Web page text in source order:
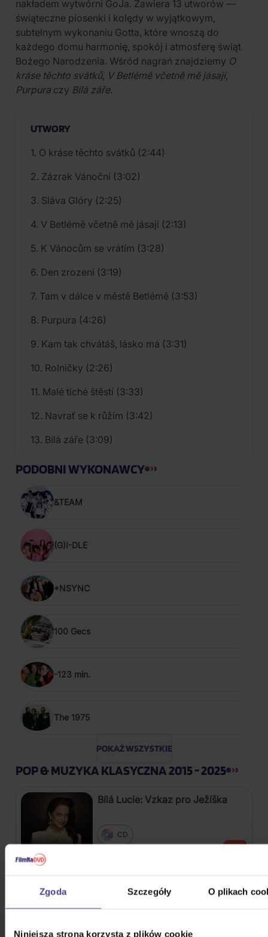
Zgoda Szczegóły O plikach
Niniejsza strona korzysta z plików cookie
nakładem wytwórni GoJa. Zawiera 13 utworów —
świąteczne piosenki i kolędy w wyjątkowym,
subtelnym wykonaniu Gotta, które wnoszą do
każdego domu harmonię, spokój i atmosferę świąt
Bożego Narodzenia. Wśród nagrań znajdziemy O
kráse těchto svátků, V Betlémě včetně mě jásají,
Purpura czy Bílá záře.
UTWORY
1. O kráse těchto svátků (2:44)
2. Zázrak Vánoční (3:02)
3. Sláva Glóry (2:25)
4. V Betlémě včetně mě jásají (2:13)
5. K Vánocům se vrátím (3:28)
6. Den zrození (3:19)
7. Tam v dálce v městě Betlémě (3:53)
8. Purpura (4:26)
9. Kam tak chvátáš, lásko má (3:31)
10. Rolničky (2:26)
11. Malé tiché štěstí (3:33)
12. Navrať se k růžím (3:42)
13. Bílá záře (3:09)
PODOBNI WYKONAWCY
&TEAM
(G)I-DLE
*NSYNC
100 Gecs
-123 min.
The 1975
POKAŻ WSZYSTKIE
POP & MUZYKA KLASYCZNA 2015 - 2025
Bílá Lucie: Vzkaz pro Ježíška
CD
Gott Karel: Snění o Vánocích